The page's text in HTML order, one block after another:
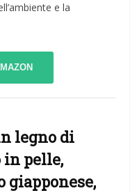
e la
legno di
pelle,
giapponese,